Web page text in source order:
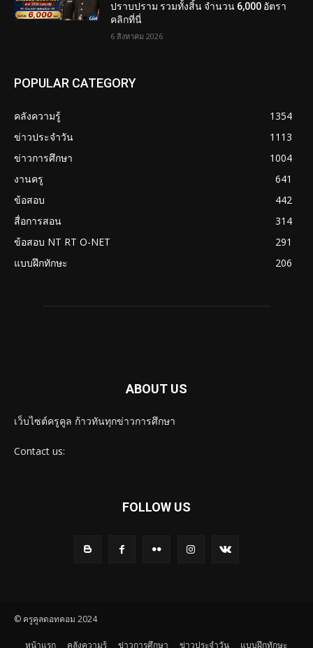
ปราบปราม รวมทั้งสิ้น จำนวน 6,000 อัตรา
คลิกที่นี่
6 สิงหาคม 2026
POPULAR CATEGORY
คลังความรู้
1354
ข่าวประจำวัน
1113
ข่าวการศึกษา
1004
งานครู
641
ข้อสอบ
442
สื่อการสอน
314
ข้อสอบ NT RT O-NET
291
แบบฝึกทักษะ
206
ABOUT US
เว็บไซต์ครูคูล ก้าวทันทุกข่าวการศึกษา
Contact us:
FOLLOW US
© ครูคูลดอทคอม 2024
หน้าแรก คลังความรู้ ข่าวการศึกษา ข่าวประจำวัน แบบฝึกทักษะ